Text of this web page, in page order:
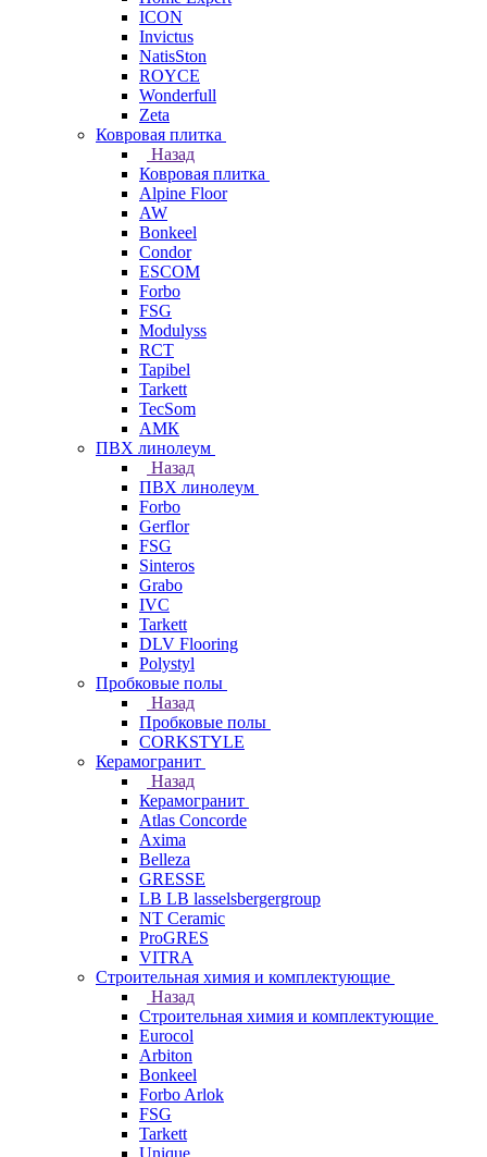
ICON
Invictus
NatisSton
ROYCE
Wonderfull
Zeta
Ковровая плитка
Назад
Ковровая плитка
Alpine Floor
AW
Bonkeel
Condor
ESCOM
Forbo
FSG
Modulyss
RCT
Tapibel
Tarkett
TecSom
АМК
ПВХ линолеум
Назад
ПВХ линолеум
Forbo
Gerflor
FSG
Sinteros
Grabo
IVC
Tarkett
DLV Flooring
Polystyl
Пробковые полы
Назад
Пробковые полы
CORKSTYLE
Керамогранит
Назад
Керамогранит
Atlas Concorde
Axima
Belleza
GRESSE
LB LB lasselsbergergroup
NT Ceramic
ProGRES
VITRA
Строительная химия и комплектующие
Назад
Строительная химия и комплектующие
Eurocol
Arbiton
Bonkeel
Forbo Arlok
FSG
Tarkett
Unique